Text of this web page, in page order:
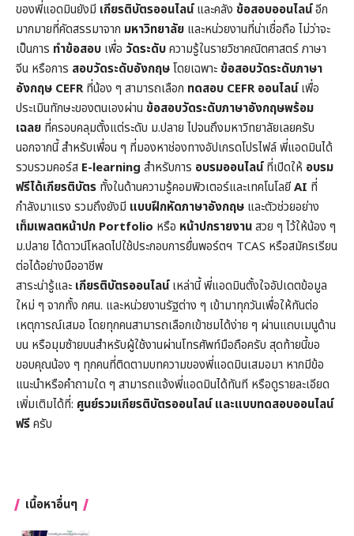
ของพี่แอดมินยังมี เกียรติบัตรออนไลน์และคลัง ข้อสอบออนไลน์อีก
มากมายที่คัดสรรมาจาก มหาวิทยาลัย และหน่วยงานที่น่าเชื่อถือ ไม่ว่าจะ
เป็นการ ทำข้อสอบ เพื่อ วัดระดับความรู้ในรายวิชาคณิตศาสตร์ภาษา
จีน หรือการ สอบวัดระดับอังกฤษโดยเฉพาะข้อสอบวัดระดับภาษา
อังกฤษ CEFRที่น้อง ๆ สามารถเลือก ทดสอบ CEFR ออนไลน์เพื่อ
ประเมินทักษะของตนเองผ่าน ข้อสอบวัดระดับภาษาอังกฤษพร้อม
เฉลย ที่ครอบคลุมตั้งแต่ระดับ ม.ปลาย ไปจนถึงมหาวิทยาลัยเลยครับ
นอกจากนี้ สำหรับเพื่อน ๆ ที่มองหาช่องทางอัปเกรดโปรไฟล์ พี่แอดมินได้
รวบรวมคอร์ส E-learning สำหรับการ อบรมออนไลน์ที่เปิดให้ อบรม
ฟรีได้เกียรติบัตร ทั้งในด้านความรู้คอมพิวเตอร์และเทคโนโลยีAI ที่
กำลังมาแรง รวมถึงยังมี แบบฝึกหัดภาษาอังกฤษ และตัวช่วยอย่าง
เท็มเพลตหน้าปก Portfolio หรือ หน้าปกรายงานสวย ๆ ไว้ให้น้อง ๆ
ม.ปลาย ได้ดาวน์โหลดไปใช้ประกอบการยื่นพอร์ตฯ TCAS หรือสมัครเรียน
ต่อได้อย่างมืออาชีพ
สาระน่ารู้และ เกียรติบัตรออนไลน์เหล่านี้ พี่แอดมินตั้งใจอัปเดตข้อมูล
ใหม่ ๆ จากทั้ง กศน. และหน่วยงานรัฐต่าง ๆ เข้ามาทุกวันเพื่อให้ทันต่อ
เหตุการณ์เสมอ โดยทุกคนสามารถเลือกเข้าชมได้ง่าย ๆ ผ่านแถบเมนูด้าน
บน หรือมุมซ้ายบนสำหรับผู้ใช้งานผ่านโทรศัพท์มือถือครับ สุดท้ายนี้ขอ
ขอบคุณน้อง ๆ ทุกคนที่ติดตามบทความของพี่แอดมินเสมอมา หากมีข้อ
แนะนำหรือคำถามใด ๆ สามารถแจ้งพี่แอดมินได้ทันที หรือดูรายละเอียด
เพิ่มเติมได้ที่: ศูนย์รวมเกียรติบัตรออนไลน์ และแบบทดสอบออนไลน์
ฟรีครับ
เนื้อหาอื่นๆ